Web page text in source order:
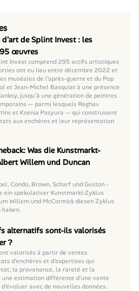
de Splint Invest : les
œuvres
Invest comprend 295 actifs artistiques
ont eu lieu entre décembre 2022 et
muséales de l'après-guerre et du Pop
et Jean-Michel Basquiat à une présence
jusqu'à une génération de peintres
— parmi lesquels Raghav
et Ksenia Pasyura — qui construisent
aux enchères et leur représentation
Was die Kunstmarkt-
Willem und Duncan
Condo, Brown, Scharf und Guston -
ein spekulativer Kunstmarkt-Zyklus
Willem und McCormick diesen Zyklus
alternatifs sont-ils valorisés
?
valorisés à partir de ventes
d'enchères et d'expertises qui
la provenance, la rareté et la
estimation différente d'une vente
avec de nouvelles données.